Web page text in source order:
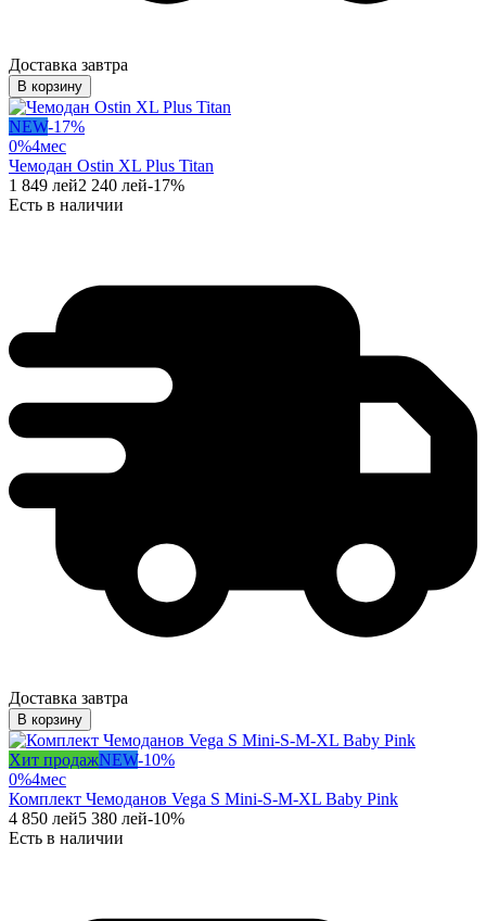
Доставка завтра
В корзину
NEW-17%
0%4мес
Чемодан Ostin XL Plus Titan
1 849 лей2 240 лей-17%
Есть в наличии
Доставка завтра
В корзину
Хит продажNEW-10%
0%4мес
Комплект Чемоданов Vega S Mini-S-M-XL Baby Pink
4 850 лей5 380 лей-10%
Есть в наличии